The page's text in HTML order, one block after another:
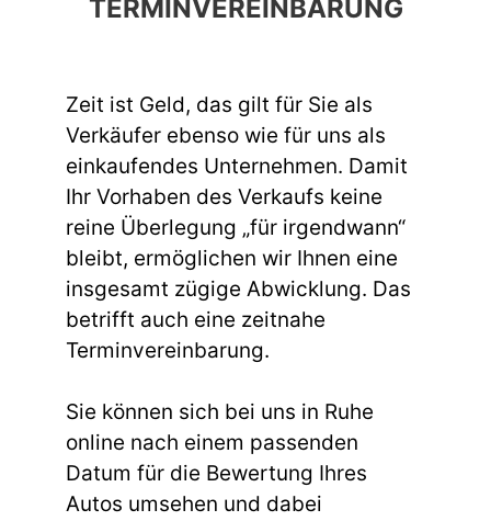
TERMINVEREINBARUNG
Zeit ist Geld, das gilt für Sie als
Verkäufer ebenso wie für uns als
einkaufendes Unternehmen. Damit
Ihr Vorhaben des Verkaufs keine
reine Überlegung „für irgendwann“
bleibt, ermöglichen wir Ihnen eine
insgesamt zügige Abwicklung. Das
betrifft auch eine zeitnahe
Terminvereinbarung.
Sie können sich bei uns in Ruhe
online nach einem passenden
Datum für die Bewertung Ihres
Autos umsehen und dabei